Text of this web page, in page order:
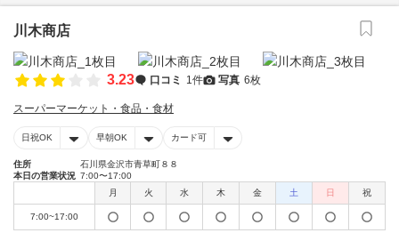
川木商店
3.23 口コミ 1件 写真 6枚
スーパーマーケット・食品・食材
日祝OK 早朝OK カード可
住所
石川県金沢市青草町８８
本日の営業状況 7:00〜17:00
月
火 水 木 金 土 日 祝
7:00~17:00